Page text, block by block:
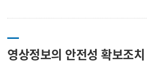
영상정보의 안전성 확보조치